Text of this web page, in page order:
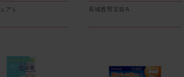
アＬ 長城甦腎宝錠A